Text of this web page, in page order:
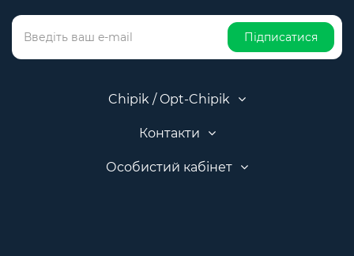
Підписатися
Chipik / Opt-Chipik
Контакти
Особистий кабінет